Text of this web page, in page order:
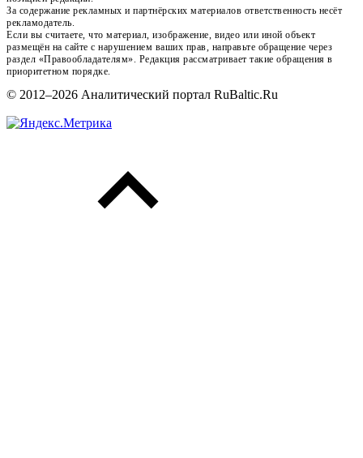
За содержание рекламных и партнёрских материалов ответственность несёт
рекламодатель.
Если вы считаете, что материал, изображение, видео или иной объект
размещён на сайте с нарушением ваших прав, направьте обращение через
раздел «Правообладателям». Редакция рассматривает такие обращения в
приоритетном порядке.
© 2012–2026 Аналитический портал RuBaltic.Ru